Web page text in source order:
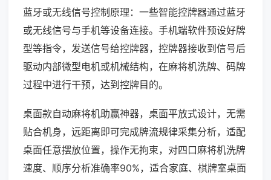
蓝牙或无线信号控制原理：一些智能控牌器通过蓝牙
或无线信号与手机等设备连接。手机端软件预设好牌
型等指令，发送信号给控牌器，控牌器接收到信号后
驱动内部微型电机或机械结构，在麻将机洗牌、码牌
过程中进行干预，达到控牌目的。
桌面款自动麻将机助赢神器，桌面平放式设计，无需
贴合机身，远距离即可完成牌流规律采集分析，适配
桌面任意摆放位置，操作无拘束，对四口麻将机洗牌
速度、顺序分析准确率90%，适合家庭、棋牌室桌面